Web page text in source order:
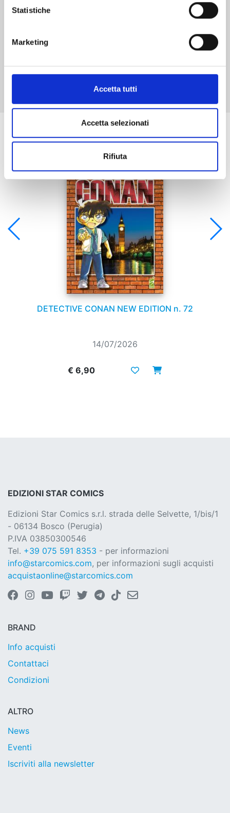
Statistiche
Marketing
Accetta tutti
Accetta selezionati
Rifiuta
Se ti è piaciuto prova anche:
DETECTIVE CONAN NEW EDITION n. 72
14/07/2026
€ 6,90
EDIZIONI STAR COMICS
Edizioni Star Comics s.r.l. strada delle Selvette, 1/bis/1
- 06134 Bosco (Perugia)
P.IVA 03850300546
Tel. +39 075 591 8353 - per informazioni
info@starcomics.com, per informazioni sugli acquisti
acquistaonline@starcomics.com
BRAND
Info acquisti
Contattaci
Condizioni
ALTRO
News
Eventi
Iscriviti alla newsletter